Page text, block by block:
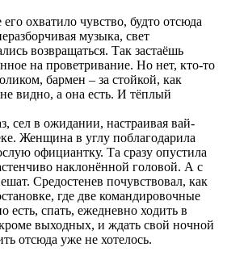
охватило чувство, будто отсюда
музыка, свет
возвращаться. Так застаёшь
на проветривание. Но нет, кто-то
бармен – за стойкой, как
видно, а она есть. И тёплый
сел в ожидании, настраивая вай-
Женщина в углу поблагодарила
официантку. Та сразу опустила
наклонённой головой. А с
Средостенев почувствовал, как
где две командировочные
есть, спать, ежедневно ходить в
выходных, и ждать свой ночной
отсюда уже не хотелось.